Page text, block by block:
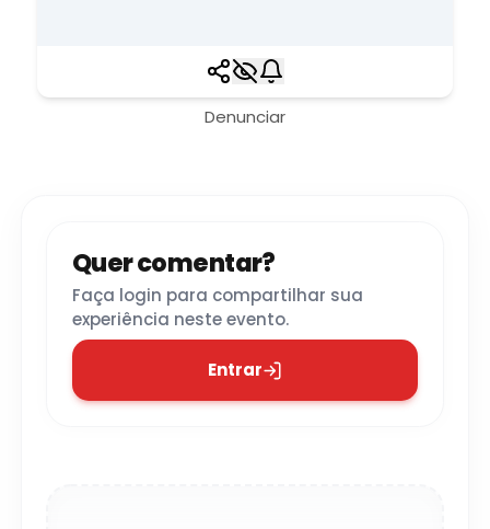
Denunciar
Quer comentar?
Faça login para compartilhar sua
experiência neste evento.
Entrar